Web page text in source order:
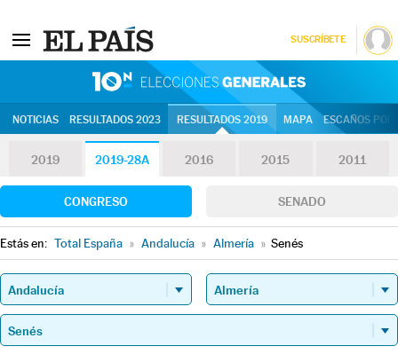
SUSCRÍBETE
NOTICIAS RESULTADOS 2023 RESULTADOS 2019 MAPA ESCAÑOS
2019 2019-28A 2016 2015 2011
CONGRESO SENADO
Estás en: Total España » Andalucía » Almería » Senés